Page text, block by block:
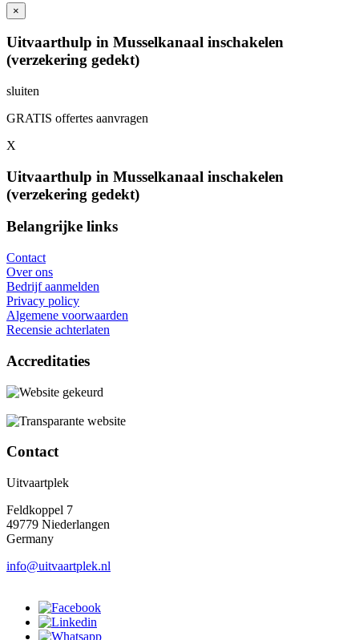
×
Uitvaarthulp in Musselkanaal inschakelen
(verzekering gedekt)
sluiten
GRATIS offertes aanvragen
X
Uitvaarthulp in Musselkanaal inschakelen
(verzekering gedekt)
Belangrijke links
Contact
Over ons
Bedrijf aanmelden
Privacy policy
Algemene voorwaarden
Recensie achterlaten
Accreditaties
Contact
Uitvaartplek
Feldkoppel 7
49779 Niederlangen
Germany
info@uitvaartplek.nl